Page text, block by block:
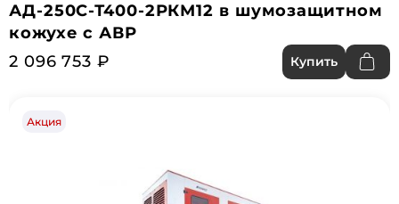
АД-250С-Т400-2РКМ12 в шумозащитном
кожухе с АВР
2 096 753 ₽
Купить
Акция